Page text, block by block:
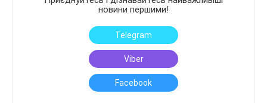
новини першими!
Telegram
Viber
Facebook